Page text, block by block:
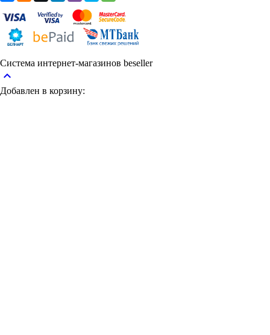
Система интернет-магазинов beseller
keyboard_arrow_up
Добавлен в корзину: